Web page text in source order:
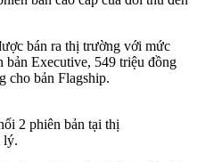
bán ra thị trường với mức
bản Executive, 549 triệu đồng
cho bản Flagship.
2 phiên bản tại thị
lý.